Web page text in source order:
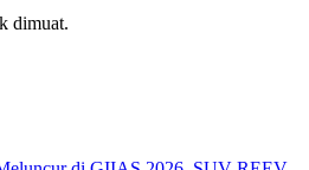
dimuat.